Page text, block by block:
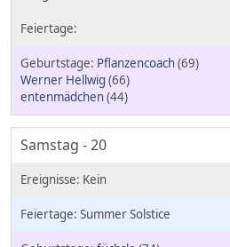
Pflanzencoach(69)
Werner Hellwig (66)
entenmädchen(44)
Samstag - 20
Summer Solstice